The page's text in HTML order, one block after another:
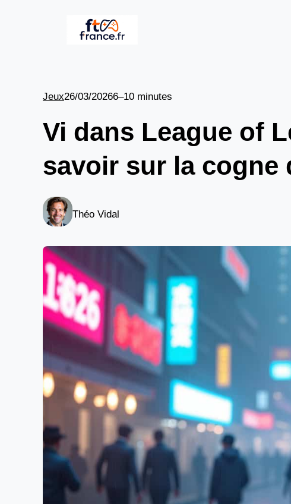
Jeux26/03/20266–10 minutes
Vi dans League of
savoir sur la cogne
Théo Vidal